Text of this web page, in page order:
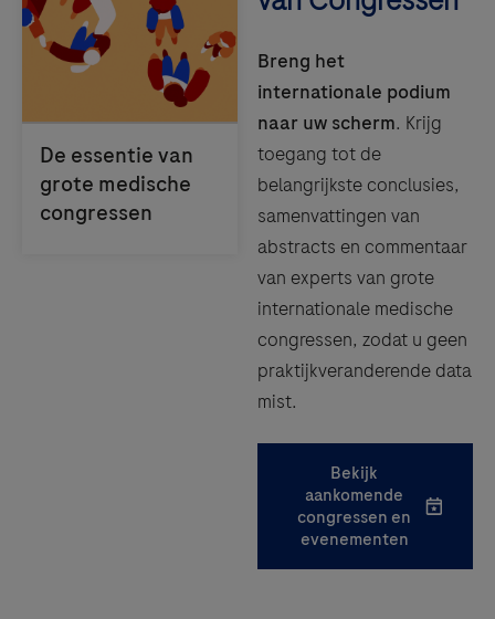
Breng het
internationale podium
naar uw scherm. Krijg
toegang tot de
belangrijkste conclusies,
samenvattingen van
abstracts en commentaar
van experts van grote
internationale medische
congressen, zodat u geen
praktijkveranderende data
mist.
Bekijk
aankomende
congressen en
evenementen